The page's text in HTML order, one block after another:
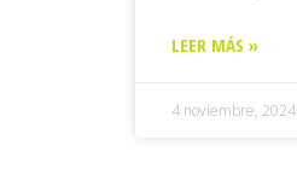
LEER MÁS »
4 noviembre, 2024